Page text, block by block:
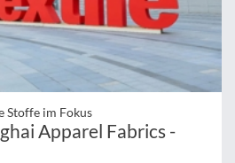
Stoffe im Fokus
Apparel Fabrics -